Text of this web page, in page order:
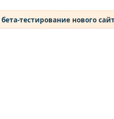
тестирование нового